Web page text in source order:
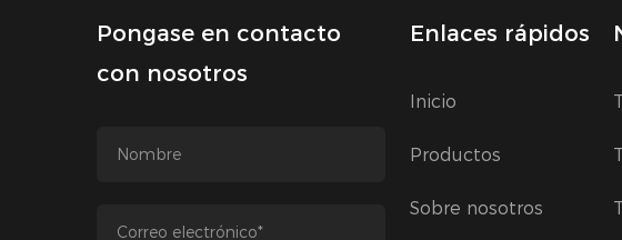
Pongase en contacto
con nosotros
Enlaces rápidos
Inicio
Productos
Sobre nosotros